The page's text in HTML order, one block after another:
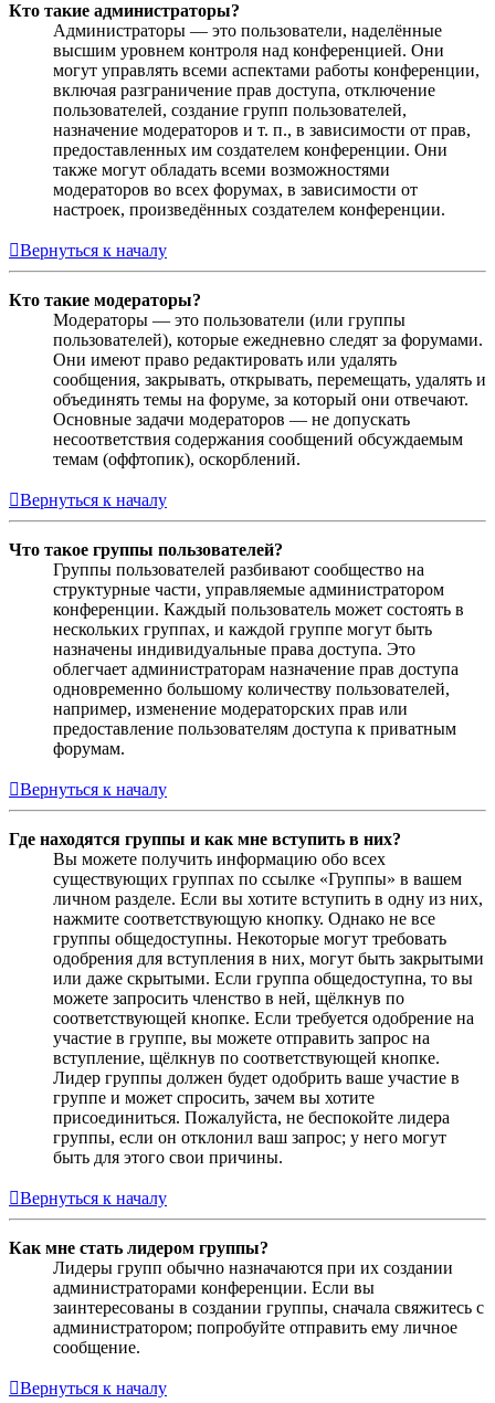
Кто такие администраторы?
Администраторы — это пользователи, наделённые
высшим уровнем контроля над конференцией. Они
могут управлять всеми аспектами работы конференции,
включая разграничение прав доступа, отключение
пользователей, создание групп пользователей,
назначение модераторов и т. п., в зависимости от прав,
предоставленных им создателем конференции. Они
также могут обладать всеми возможностями
модераторов во всех форумах, в зависимости от
настроек, произведённых создателем конференции.
Вернуться к началу
Кто такие модераторы?
Модераторы — это пользователи (или группы
пользователей), которые ежедневно следят за форумами.
Они имеют право редактировать или удалять
сообщения, закрывать, открывать, перемещать, удалять и
объединять темы на форуме, за который они отвечают.
Основные задачи модераторов — не допускать
несоответствия содержания сообщений обсуждаемым
темам (оффтопик), оскорблений.
Вернуться к началу
Что такое группы пользователей?
Группы пользователей разбивают сообщество на
структурные части, управляемые администратором
конференции. Каждый пользователь может состоять в
нескольких группах, и каждой группе могут быть
назначены индивидуальные права доступа. Это
облегчает администраторам назначение прав доступа
одновременно большому количеству пользователей,
например, изменение модераторских прав или
предоставление пользователям доступа к приватным
форумам.
Вернуться к началу
Где находятся группы и как мне вступить в них?
Вы можете получить информацию обо всех
существующих группах по ссылке «Группы» в вашем
личном разделе. Если вы хотите вступить в одну из них,
нажмите соответствующую кнопку. Однако не все
группы общедоступны. Некоторые могут требовать
одобрения для вступления в них, могут быть закрытыми
или даже скрытыми. Если группа общедоступна, то вы
можете запросить членство в ней, щёлкнув по
соответствующей кнопке. Если требуется одобрение на
участие в группе, вы можете отправить запрос на
вступление, щёлкнув по соответствующей кнопке.
Лидер группы должен будет одобрить ваше участие в
группе и может спросить, зачем вы хотите
присоединиться. Пожалуйста, не беспокойте лидера
группы, если он отклонил ваш запрос; у него могут
быть для этого свои причины.
Вернуться к началу
Как мне стать лидером группы?
Лидеры групп обычно назначаются при их создании
администраторами конференции. Если вы
заинтересованы в создании группы, сначала свяжитесь с
администратором; попробуйте отправить ему личное
сообщение.
Вернуться к началу